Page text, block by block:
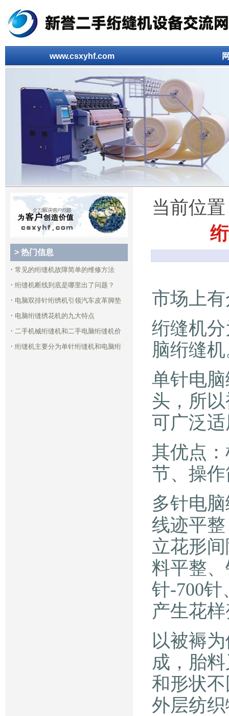
www.csxyhf.com
> 热门信息
· 常见的绗缝机故障简单的维修方法
· 绗缝机断线到底是哪里出了问题？
· 电脑双排针绗绣机引领汽车皮革脚垫
· 电脑绗缝绣花机的九大特点
· 二手机械绗缝机和二手电脑绗缝机价
· 绗缝机主要分为单针绗缝机和电脑绗
当前位
市场上
绗缝机
脑绗缝
单针电
头，所
可广泛
其优点
节、操
多针电
线迹平
立花形
料平整、
针-700
产生花
以被褥
成，胎
和形状
外层纺